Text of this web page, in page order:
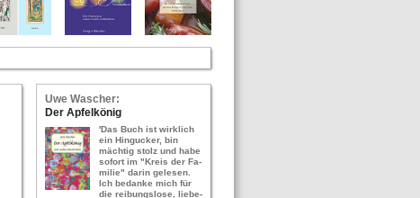
Uwe Wa­scher:
Der Ap­fel­kö­nig
'Das Buch ist wirk­lich
ein Hin­gu­cker, bin
mäch­tig stolz und habe
so­fort im "Kreis der Fa­
mi­lie" darin ge­le­sen.
Ich be­dan­ke mich für
die rei­bungs­lo­se, lie­be­